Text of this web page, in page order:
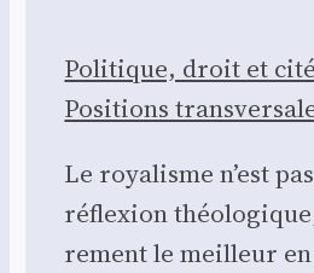
Poli­tique, droit et cité
Posi­tions
Le roya­lisme n’est
réflexion
re­ment le meilleur